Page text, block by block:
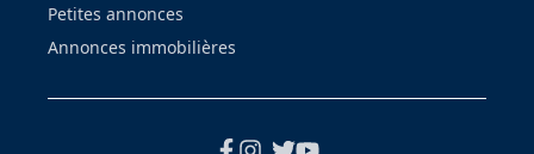
Petites annonces
Annonces immobilières